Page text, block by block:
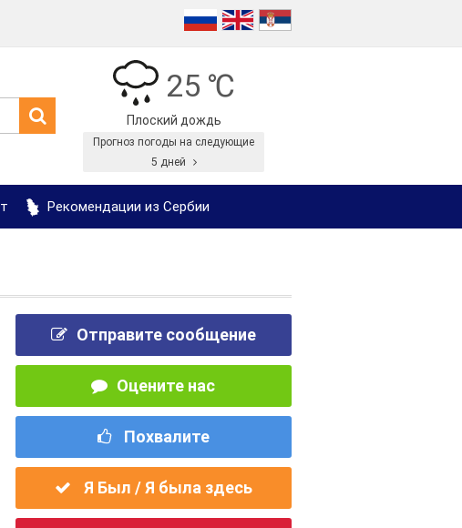
25 ℃
Плоский дождь
Прогноз погоды на следующие
5 дней
Рекомендации из Сербии
Отправите сообщение
Оцените нас
Похвалите
Я Был / Я была здесь